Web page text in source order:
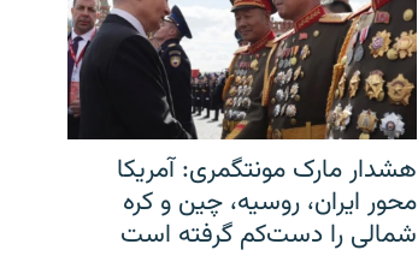
هشدار مارک مونتگمری: آمریکا
محور ایران، روسیه، چین و کره
شمالی را دست‌کم گرفته است